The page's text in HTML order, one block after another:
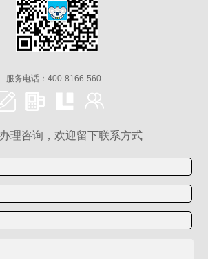
服务电话：400-8166-560
理咨询，欢迎留下联系方式